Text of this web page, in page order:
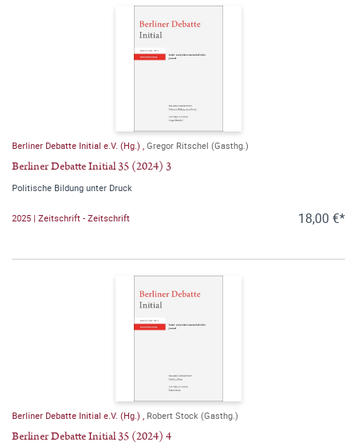
Berliner Debatte Initial e.V. (Hg.) Gregor Ritschel (Gasthg.)
Berliner Debatte Initial 35 (2024) 3
Politische Bildung unter Druck
2025 | Zeitschrift - Zeitschrift 18,00 €*
Berliner Debatte Initial e.V. (Hg.) Robert Stock (Gasthg.)
Berliner Debatte Initial 35 (2024) 4